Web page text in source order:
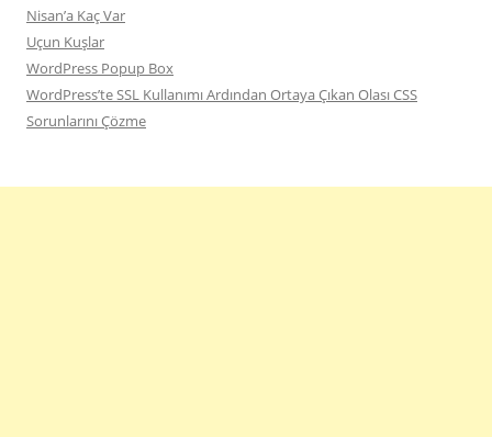
Nisan’a Kaç Var
Uçun Kuşlar
WordPress Popup Box
WordPress’te SSL Kullanımı Ardından Ortaya Çıkan Olası CSS
Sorunlarını Çözme